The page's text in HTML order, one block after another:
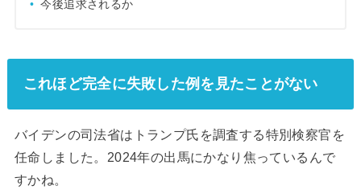
今後追求されるか
これほど完全に失敗した例を見たことがない
バイデンの司法省はトランプ氏を調査する特別検察官を
任命しました。2024年の出馬にかなり焦っているんで
すかね。